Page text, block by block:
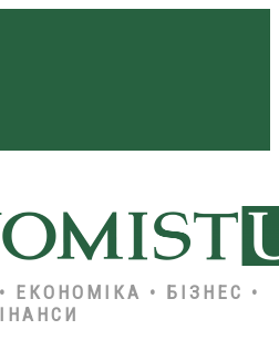
ЕКОНОМІКА • БІЗНЕС •